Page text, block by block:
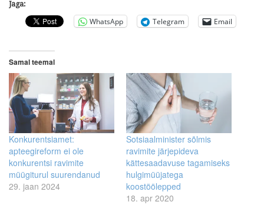
Jaga:
WhatsApp Telegram Email
Samal teemal
Konkurentsiamet:
apteegireform ei ole
konkurentsi ravimite
müügiturul suurendanud
29. jaan 2024
Sotsiaalminister sõlmis
ravimite järjepideva
kättesaadavuse tagamiseks
hulgimüüjatega
koostöölepped
18. apr 2020